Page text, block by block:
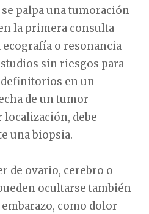
palpa una tumoración
la primera consulta
o resonancia
sin riesgos para
definitorios en un
de un tumor
debe
una biopsia.
de ovario, cerebro o
ocultarse también
como dolor